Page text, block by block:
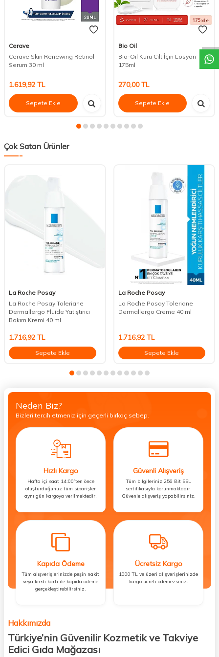
DESTEK
Cerave
Cerave Skin Renewing Retinol
Serum 30 ml
1.619,92 TL
Sepete Ekle
Bio Oil
Bio-Oil Kuru Cilt İçin Losyon
175ml
270,00TL
Sepete Ekle
Çok Satan Ürünler
La Roche Posay
La Roche Posay Toleriane
Dermallergo Fluide Yatıştırıcı
Bakım Kremi 40 ml
1.716,92 TL
Sepete Ekle
La Roche Posay
La Roche Posay Toleriane
Dermallergo Creme 40 ml
1.716,92TL
Sepete Ekle
Neden Biz?
Bizleri tercih etmeniz için geçerli birkaç sebep.
Hızlı Kargo
Hafta içi saat 14:00’ten önce
oluşturduğunuz tüm siparişler
aynı gün kargoya verilmektedir.
Güvenli Alışveriş
Tüm bilgileriniz 256 Bit SSL
sertifikasıyla korunmaktadır.
Güvenle alışveriş yapabilirsiniz.
Kapıda Ödeme
Tüm alışverişlerinizde peşin nakit
veya kredi kartı ile kapıda ödeme
gerçekleştirebilirsiniz.
Ücretsiz Kargo
1000 TL ve üzeri alışverişlerinizde
kargo ücreti ödemezsiniz.
Hakkımızda
Türkiye’nin Güvenilir Kozmetik ve Takviye
Edici Gıda Mağazası